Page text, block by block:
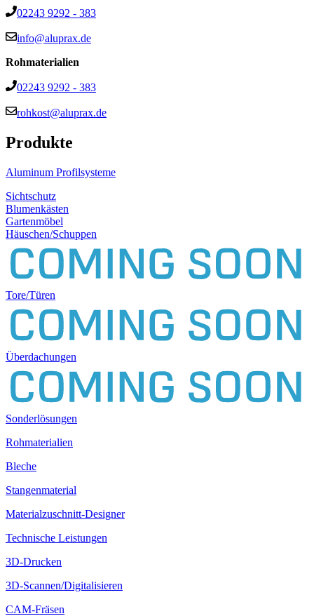
02243 9292 - 383
info@aluprax.de
Rohmaterialien
02243 9292 - 383
rohkost@aluprax.de
Produkte
Aluminum Profilsysteme
Sichtschutz
Blumenkästen
Gartenmöbel
Häuschen/Schuppen
Tore/Türen
Überdachungen
Sonderlösungen
Rohmaterialien
Bleche
Stangenmaterial
Materialzuschnitt-Designer
Technische Leistungen
3D-Drucken
3D-Scannen/Digitalisieren
CAM-Fräsen